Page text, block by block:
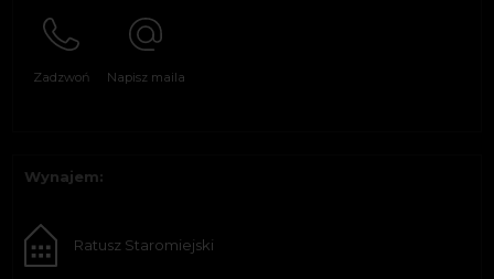
Zadzwoń Napisz maila
Wynajem:
Ratusz Staromiejski